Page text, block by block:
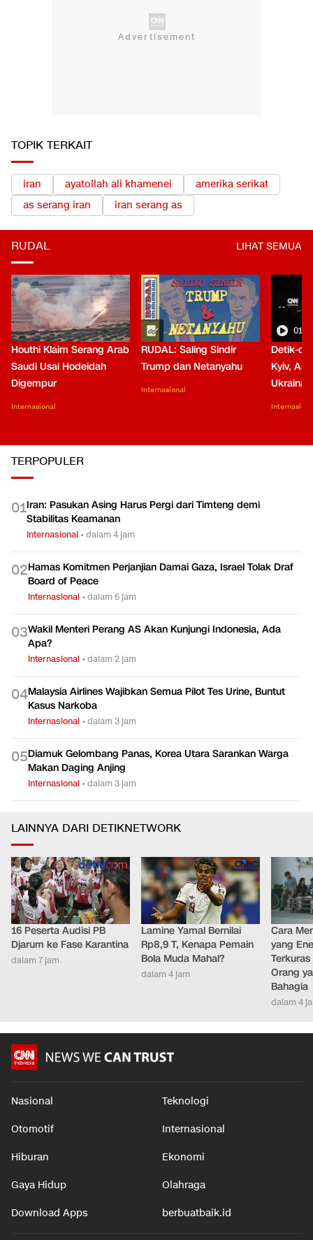
TOPIK TERKAIT
iran ayatollah ali khamenei
amerika serikat
as serang iran
iran serang as
RUDAL LIHAT SEMUA
Houthi Klaim Serang Arab
Saudi Usai Hodeidah
Digempur
Internasional
RUDAL: Saling Sindir
Trump dan Netanyahu
Internasional
Detik-
Kyiv,
Ukraina
TERPOPULER
01Iran: Pasukan Asing Harus Pergi dari Timteng demi
Stabilitas Keamanan
Internasional •dalam 4 jam
02Hamas Komitmen Perjanjian Damai Gaza, Israel Tolak Draf
Board of Peace
Internasional •dalam 6 jam
03Wakil Menteri Perang AS Akan Kunjungi Indonesia, Ada
Apa?
Internasional •dalam 2 jam
04Malaysia Airlines Wajibkan Semua Pilot Tes Urine, Buntut
Kasus Narkoba
Internasional •dalam 3 jam
05Diamuk Gelombang Panas, Korea Utara Sarankan Warga
Makan Daging Anjing
Internasional •dalam 3 jam
LAINNYA DARI DETIKNETWORK
16 Peserta Audisi PB
Djarum ke Fase Karantina
dalam 7 jam
Lamine Yamal Bernilai
Rp8,9 T, Kenapa Pemain
Bola Muda Mahal?
dalam 4 jam
Cara
yang
Orang
Bahagia
dalam 4
Nasional Teknologi
Otomotif Internasional
Hiburan Ekonomi
Gaya Hidup Olahraga
Download Apps berbuatbaik.id